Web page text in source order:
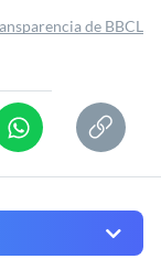
de BBCL